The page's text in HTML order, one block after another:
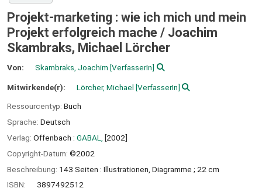
Projekt-marketing : wie ich mich und mein
Projekt erfolgreich mache / Joachim
Skambraks, Michael Lörcher
Von: Skambraks, Joachim [VerfasserIn]
Mitwirkende(r): Lörcher, Michael [VerfasserIn]
Ressourcentyp: Buch
Sprache: Deutsch
Verlag: Offenbach : GABAL,
[2002]
Copyright-Datum: ©2002
Beschreibung: 143 Seiten : Illustrationen, Diagramme ; 22 cm
ISBN:
3897492512